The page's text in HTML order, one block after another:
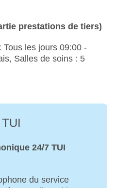
prestations de tiers)
Tous les jours 09:00 -
Salles de soins : 5
24/7 TUI
du service